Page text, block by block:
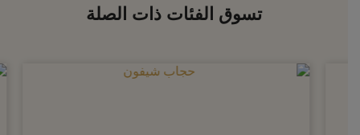
تسوق الفئات ذات الصلة